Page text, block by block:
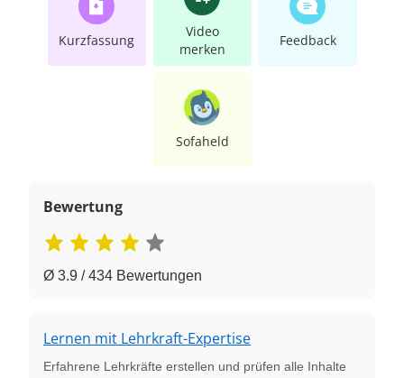
Kurzfassung
Video
merken
Feedback
Sofaheld
Bewertung
Ø 3.9 / 434 Bewertungen
Lernen mit Lehrkraft-Expertise
Erfahrene Lehrkräfte erstellen und prüfen alle Inhalte